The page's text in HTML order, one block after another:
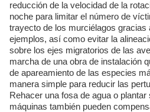
reducción de la velocidad de la
noche para limitar el número de
trayecto de los murciélagos gracias
ejemplos, así como evitar la
sobre los ejes migratorios de las
marcha de una obra de instalación
de apareamiento de las especies
manera simple para reducir las
Rehacer una fosa de agua o
máquinas también pueden